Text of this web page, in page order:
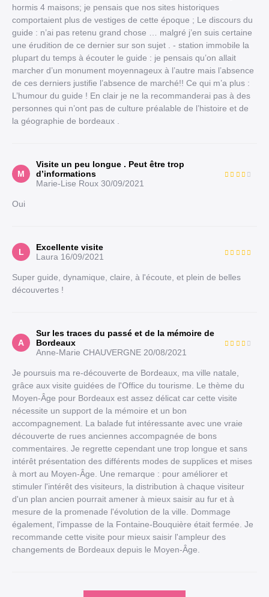
hormis 4 maisons; je pensais que nos sites historiques
comportaient plus de vestiges de cette époque ; Le discours du
guide : n’ai pas retenu grand chose … malgré j’en suis certaine
une érudition de ce dernier sur son sujet . - station immobile la
plupart du temps à écouter le guide : je pensais qu’on allait
marcher d’un monument moyennageux à l’autre mais l’absence
de ces derniers justifie l’absence de marché!! Ce qui m’a plus :
L’humour du guide ! En clair je ne la recommanderai pas à des
personnes qui n’ont pas de culture préalable de l’histoire et de
la géographie de bordeaux .
M
Visite un peu longue . Peut être trop
d’informations
Marie-Lise Roux 30/09/2021
Oui
L
Excellente visite
Laura 16/09/2021
Super guide, dynamique, claire, à l'écoute, et plein de belles
découvertes !
A
Sur les traces du passé et de la mémoire de
Bordeaux
Anne-Marie CHAUVERGNE 20/08/2021
Je poursuis ma re-découverte de Bordeaux, ma ville natale,
grâce aux visite guidées de l'Office du tourisme. Le thème du
Moyen-Âge pour Bordeaux est assez délicat car cette visite
nécessite un support de la mémoire et un bon
accompagnement. La balade fut intéressante avec une vraie
découverte de rues anciennes accompagnée de bons
commentaires. Je regrette cependant une trop longue et sans
intérêt présentation des différents modes de supplices et mises
à mort au Moyen-Âge. Une remarque : pour améliorer et
stimuler l'intérêt des visiteurs, la distribution à chaque visiteur
d'un plan ancien pourrait amener à mieux saisir au fur et à
mesure de la promenade l'évolution de la ville. Dommage
également, l'impasse de la Fontaine-Bouquière était fermée. Je
recommande cette visite pour mieux saisir l'ampleur des
changements de Bordeaux depuis le Moyen-Âge.